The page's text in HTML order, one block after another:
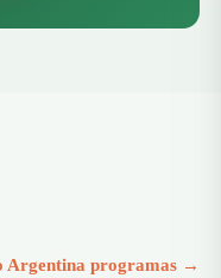
Argentina programas →